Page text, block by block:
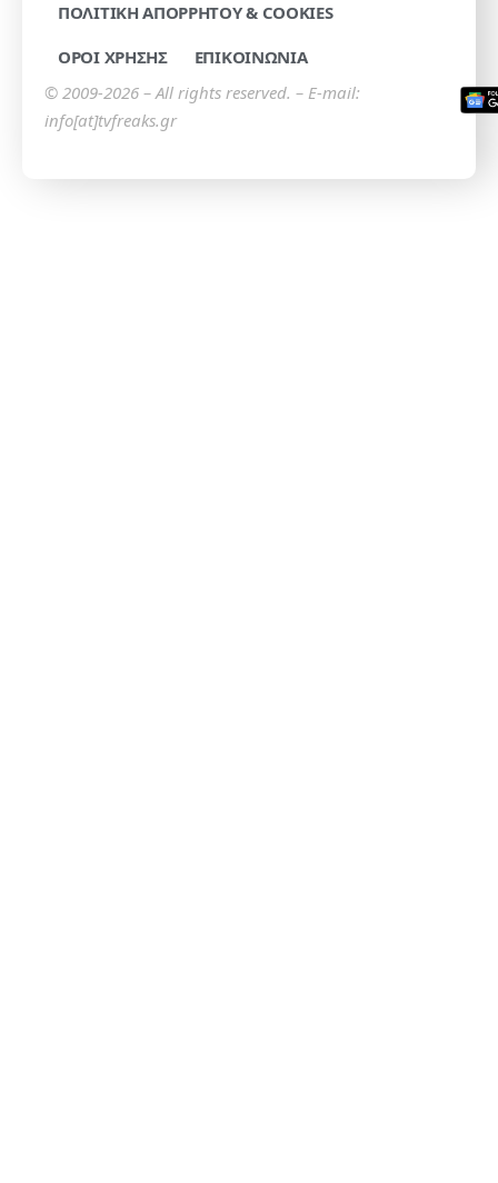
ΠΟΛΙΤΙΚΗ ΑΠΟΡΡΗΤΟΥ & COOKIES
ΟΡΟΙ ΧΡΗΣΗΣ
ΕΠΙΚΟΙΝΩΝΙΑ
© 2009-2026 – All rights reserved. – E-mail:
info[at]tvfreaks.gr